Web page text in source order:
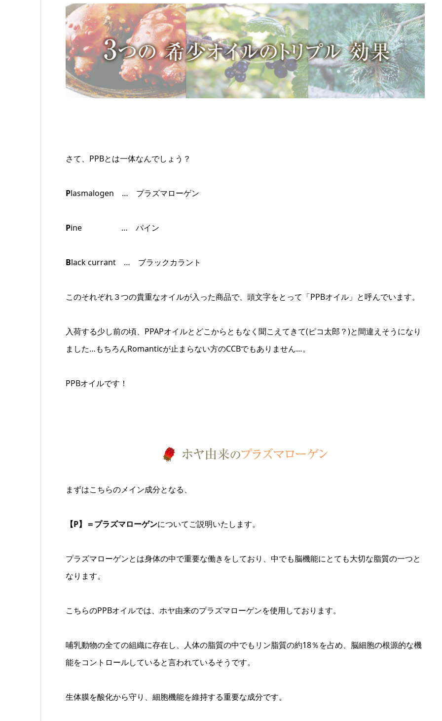
さて、PPBとは一体なんでしょう？
Plasmalogen … プラズマローゲン
Pine … パイン
Black currant … ブラックカラント
このそれぞれ３つの貴重なオイルが入った商品で、頭文字をとって「PPBオイル」と呼んでいます。
入荷する少し前の頃、PPAPオイルとどこからともなく聞こえてきて(ピコ太郎？)と間違えそうになり
ました…もちろんRomanticが止まらない方のCCBでもありません…。
PPBオイルです！
まずはこちらのメイン成分となる、
【P】＝プラズマローゲンについてご説明いたします。
プラズマローゲンとは身体の中で重要な働きをしており、中でも脳機能にとても大切な脂質の一つと
なります。
こちらのPPBオイルでは、ホヤ由来のプラズマローゲンを使用しております。
哺乳動物の全ての組織に存在し、人体の脂質の中でもリン脂質の約18％を占め、脳細胞の根源的な機
能をコントロールしていると言われているそうです。
生体膜を酸化から守り、細胞機能を維持する重要な成分です。